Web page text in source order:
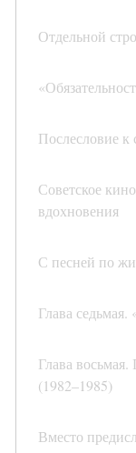
Отдельной
Послесловие
Советское
вдохновения
С песней по
Глава
Глава
(1982–1985)
Вместо